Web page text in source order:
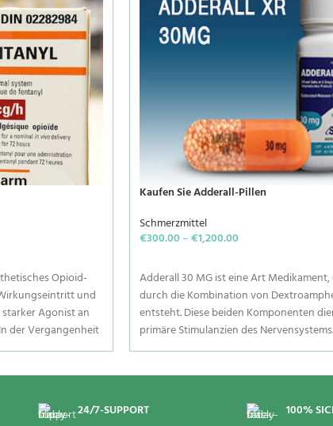
Opioid-
und
Agonist an
der Vergangenheit
und als
mit einem
Kaufen Sie Adderall-Pillen
Schmerzmittel
€300.00–€1,200.00
Adderall 30 MG ist eine Art Medikament,
durch die Kombination von
entsteht. Diese beiden Komponenten
primäre Stimulanzien des Nervensystems.
Außerdem wirken diese Stimulanzien auf
wird hauptsächlich zur Behandlung von
Narkolepsie und Hyperaktivitätsstörung
24/7-SUPPORT
100%